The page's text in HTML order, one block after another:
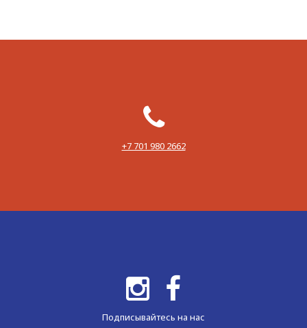
‪+7 701 980 2662‬
Подписывайтесь на нас